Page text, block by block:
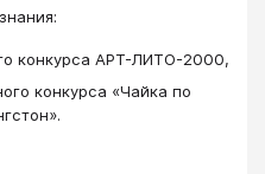
конкурса АРТ-ЛИТО-2000,
конкурса «Чайка по